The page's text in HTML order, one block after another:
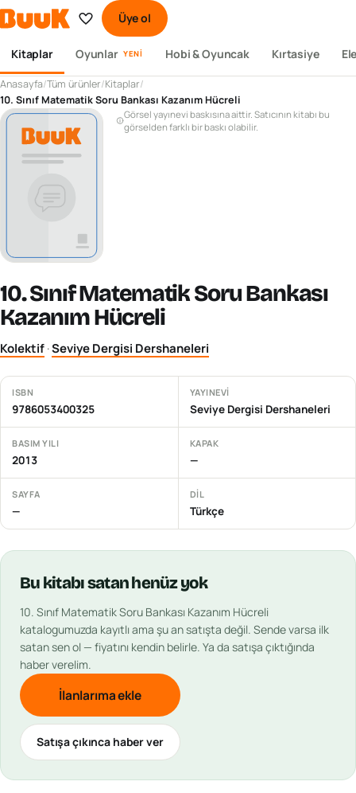
Üye ol
Kitaplar Oyunlar YENI Hobi & Oyuncak Kırtasiye
Anasayfa/Tüm ürünler/Kitaplar/
10. Sınıf Matematik Soru Bankası Kazanım Hücreli
Görsel yayınevi baskısına aittir. Satıcının kitabı bu
görselden farklı bir baskı olabilir.
10. Sınıf Matematik Soru Bankası
Kazanım Hücreli
Kolektif·Seviye Dergisi Dershaneleri
ISBN
9786053400325
YAYINEVI
Seviye Dergisi Dershaneleri
BASIM YILI
2013
KAPAK
—
SAYFA
—
DIL
Türkçe
Bu kitabısatan henüz yok
10. Sınıf Matematik Soru Bankası Kazanım Hücreli
katalogumuzda kayıtlı ama şu an satışta değil. Sende varsa ilk
satan sen ol — fiyatını kendin belirle. Ya da satışa çıktığında
haber verelim.
İlanlarıma ekle
Satışa çıkınca haber ver